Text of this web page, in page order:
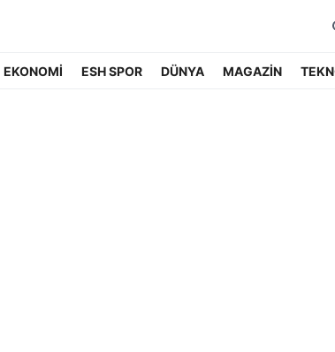
EKONOMİ ESH SPOR DÜNYA MAGAZİN